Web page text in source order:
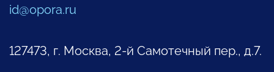
id@opora.ru
127473, г. Москва, 2-й Самотечный пер., д.7.